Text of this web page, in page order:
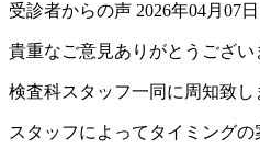
受診者からの声 2026年04月07日
貴重なご意見ありがとうござ
検査科スタッフ一同に周知致し
スタッフによってタイミング